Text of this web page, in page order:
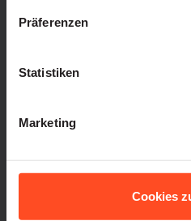
Präferenzen
Statistiken
Marketing
Cookies
10 Hires im letzten Jahr